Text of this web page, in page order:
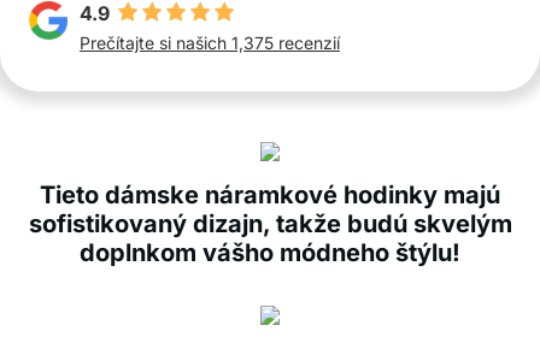
4.9
Prečítajte si našich 1,375 recenzií
Tieto dámske náramkové hodinky majú
sofistikovaný dizajn, takže budú skvelým
doplnkom vášho módneho štýlu!